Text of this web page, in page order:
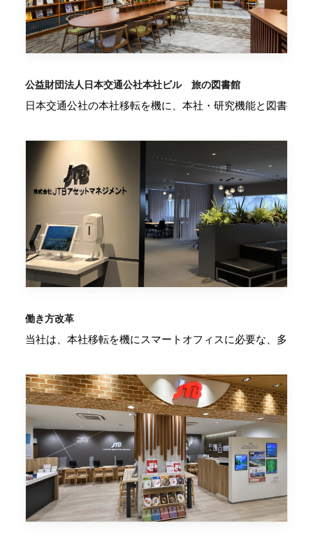
公益財団法人日本交通公社本社ビル 旅の図書館
日本交通公社の本社移転を機に、本社・研究機能と図書
働き方改革
当社は、本社移転を機にスマートオフィスに必要な、多